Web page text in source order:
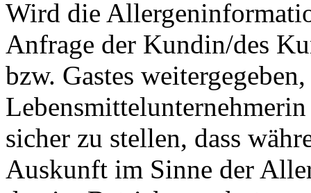
Wird die
Anfrage der Kundin/des
bzw. Gastes
sicher zu stellen, dass
Auskunft im Sinne der